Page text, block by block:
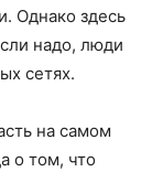
Однако здесь
надо, люди
сетях.
на самом
о том, что